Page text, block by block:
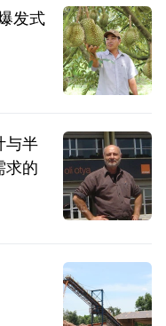
发式
与半
求的